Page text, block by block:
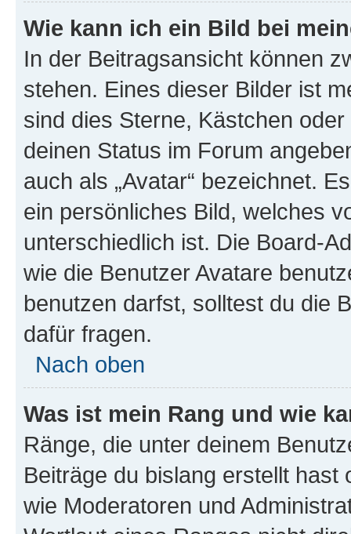
Wie kann ich ein Bild bei
In der Beitragsansicht können
stehen. Eines dieser Bilder ist
sind dies Sterne, Kästchen
deinen Status im Forum
auch als „Avatar“ bezeichnet.
ein persönliches Bild, welches
unterschiedlich ist. Die Board-
wie die Benutzer Avatare
benutzen darfst, solltest du die
dafür fragen.
Nach oben
Was ist mein Rang und wie
Ränge, die unter deinem
Beiträge du bislang erstellt
wie Moderatoren und